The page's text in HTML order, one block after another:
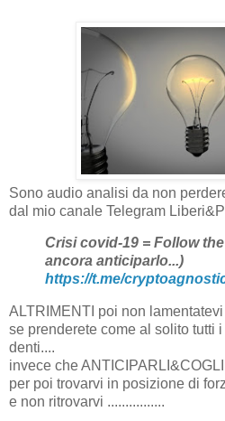
Sono audio analisi da non
dal mio canale Telegram
Crisi covid-19 = Follow
ancora anticiparlo...)
https://t.me/
ALTRIMENTI poi non lamentatevi
se prenderete come al solito tutti
denti....
invece che
per poi trovarvi in posizione di
e non ritrovarvi ................